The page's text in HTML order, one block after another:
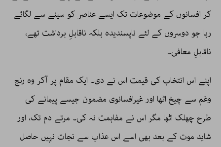
کر افسانوں کے موضوعات تک ایسے عناصر کو سینے سے لگائے
رہا جو دوسروں کے لئے ناپسندیدہ بلکہ ناقابلِ برداشت تھے،
ناقابلِ معافی۔
اپنے اس انتخاب کی قیمت اس نے دی۔ ایک مقام پر آکر وہ رنج
وغم سے چیخ اٹھا اور غیرافسانوی مضمون جیسے پیمانے کی
طرح چھلک اٹھا مگر اس نے مفاہمت نہ کی۔ مرتے دم تک، اور
شاید موت کے بعد بھی اسے اس عذاب سے نجات نہیں حاصل